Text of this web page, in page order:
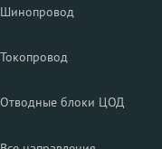
Шинопровод
Токопровод
Отводные блоки ЦОД